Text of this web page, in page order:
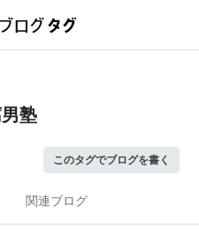
塾
このタグでブログを書く
関連ブログ